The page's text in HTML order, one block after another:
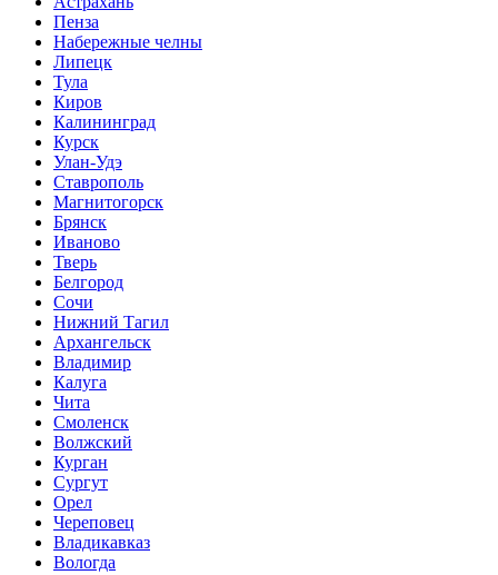
Пенза
Набережные челны
Липецк
Тула
Киров
Калининград
Курск
Улан-Удэ
Ставрополь
Магнитогорск
Брянск
Иваново
Тверь
Белгород
Сочи
Нижний Тагил
Архангельск
Владимир
Калуга
Чита
Смоленск
Волжский
Курган
Сургут
Орел
Череповец
Владикавказ
Вологда